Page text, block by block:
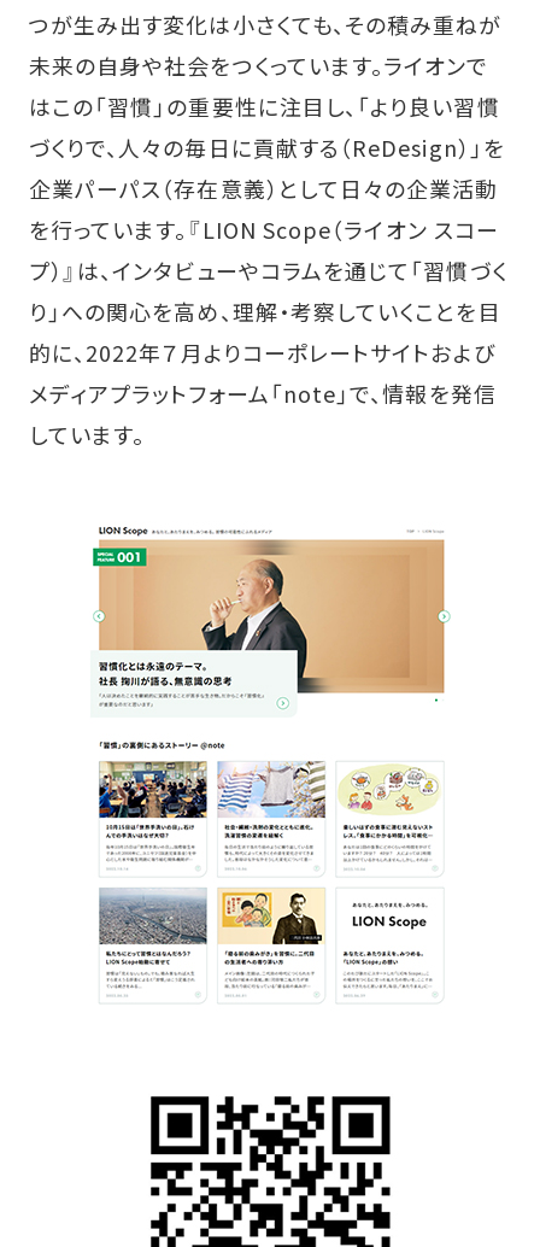
つが生み出す変化は小さくても、その積み重ねが
未来の自身や社会をつくっています。ライオンで
はこの「習慣」の重要性に注目し、「より良い習慣
づくりで、人々の毎日に貢献する（ReDesign）」を
企業パーパス（存在意義）として日々の企業活動
を行っています。『LION Scope（ライオン スコー
プ）』は、インタビューやコラムを通じて「習慣づく
り」への関心を高め、理解・考察していくことを目
的に、2022年７月よりコーポレートサイトおよび
メディアプラットフォーム「note」で、情報を発信
しています。